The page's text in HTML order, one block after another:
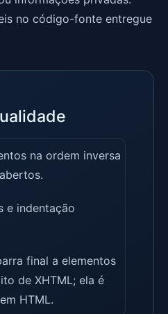
no código-fonte entregue
na ordem inversa
e indentação
final a elementos
de XHTML; ela é
HTML.